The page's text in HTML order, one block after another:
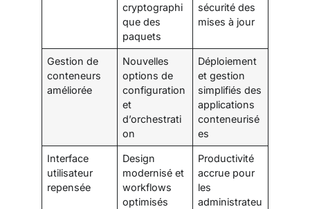
cryptographi
que des
paquets
sécurité des
mises à jour
Gestion de
conteneurs
améliorée
Nouvelles
options de
configuration
et
d’orchestrati
on
Déploiement
et gestion
simplifiés des
applications
conteneurisé
es
Interface
utilisateur
repensée
Design
modernisé et
workflows
optimisés
Productivité
accrue pour
les
administrateu